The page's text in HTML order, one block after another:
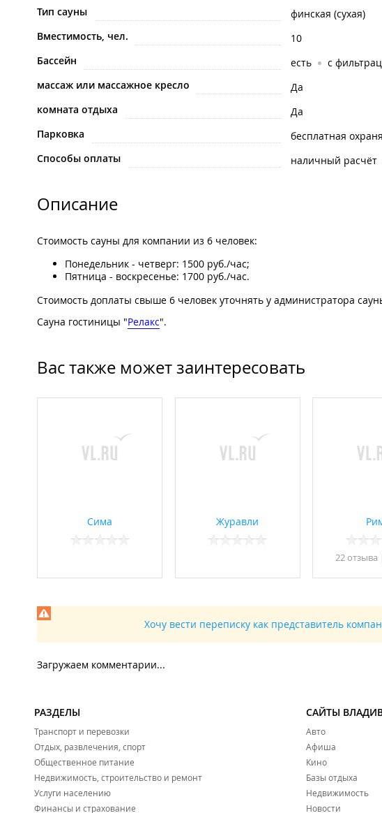
Тип сауны
финская (сухая)
Вместимость, чел.
10
Бассейн
есть
с
массаж или массажное кресло
Да
комната отдыха
Да
Парковка
бесплатная
Способы оплаты
наличный расчёт
Описание
Стоимость сауны для компании из 6 человек:
Понедельник - четверг: 1500 руб./час;
Пятница - воскресенье: 1700 руб./час.
Стоимость доплаты свыше 6 человек уточнять у администратора
Сауна гостиницы "Релакс".
Вас также может заинтересовать
Сима Журавли
22 отзывa
Хочу вести переписку как представитель
Загружаем комментарии...
РАЗДЕЛЫ
Транспорт и перевозки
Отдых, развлечения, спорт
Общественное питание
Недвижимость, строительство и ремонт
Услуги населению
Финансы и страхование
САЙТЫ
Авто
Афиша
Кино
Базы отдыха
Недвижимость
Новости